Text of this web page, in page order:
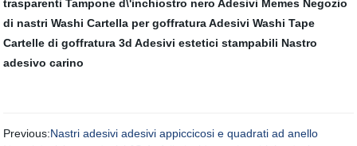
trasparenti Tampone d\'inchiostro nero Adesivi Memes Negozio
di nastri Washi Cartella per goffratura Adesivi Washi Tape
Cartelle di goffratura 3d Adesivi estetici stampabili Nastro
adesivo carino
Previous:Nastri adesivi adesivi appiccicosi e quadrati ad anello